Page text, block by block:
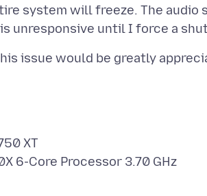
system will freeze. The audio
XT
6-Core Processor 3.70 GHz